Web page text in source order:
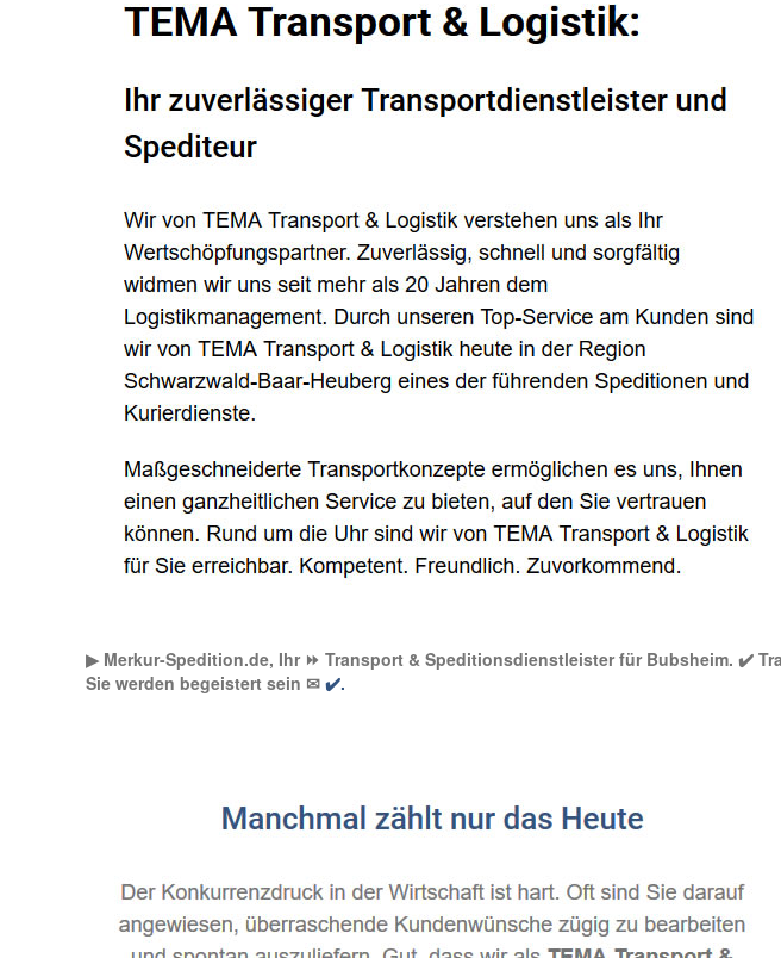
▶︎ Merkur-Spedition.de, Ihr ⏩ Transport & Speditionsdienstleister für Bubsheim. ✔️
Sie werden begeistert sein ✉ ✔️.